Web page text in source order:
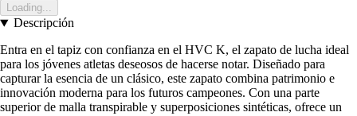
Loading...
Descripción
Entra en el tapiz con confianza en el HVC K, el zapato de lucha ideal
para los jóvenes atletas deseosos de hacerse notar. Diseñado para
capturar la esencia de un clásico, este zapato combina patrimonio e
innovación moderna para los futuros campeones. Con una parte
superior de malla transpirable y superposiciones sintéticas, ofrece un